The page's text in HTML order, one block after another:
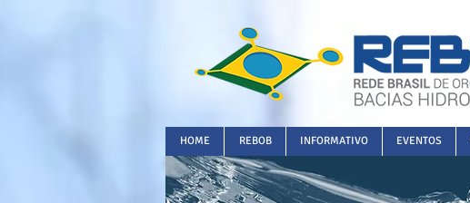
HOME REBOB INFORMATIVO EVENTOS